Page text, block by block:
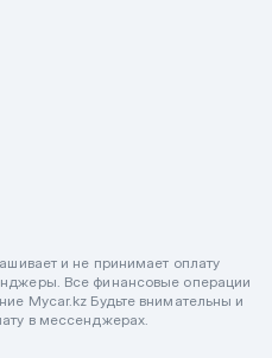
и не принимает оплату
Все финансовые операции
Mycar.kz Будьте внимательны и
в мессенджерах.